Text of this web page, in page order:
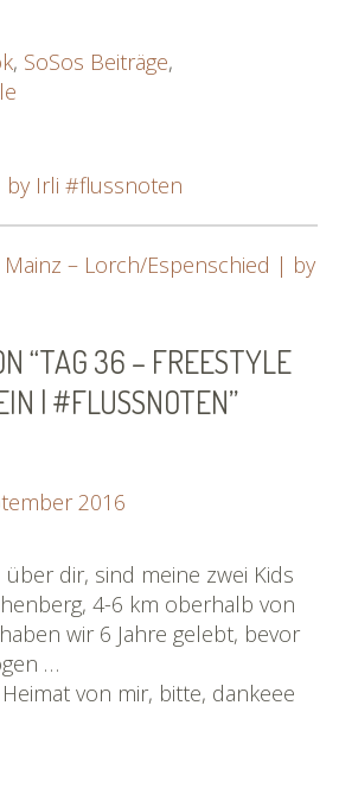
, SoSos Beiträge,
Irli #flussnoten
– Lorch/Espenschied | by
“TAG 36 – FREESTYLE
| #FLUSSNOTEN”
2016
dir, sind meine zwei Kids
4-6 km oberhalb von
wir 6 Jahre gelebt, bevor
…
von mir, bitte, dankeee